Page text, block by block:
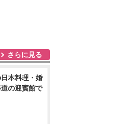
さらに見る
本料理・婚
の迎賓館で